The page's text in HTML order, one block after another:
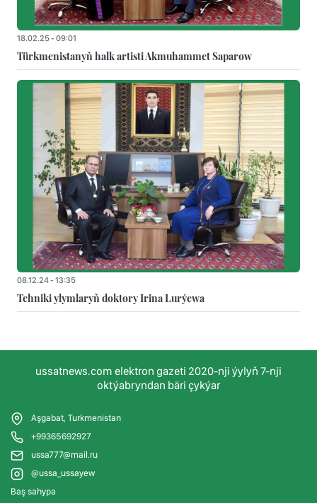
18.02.25 - 09:01
Türkmenistanyň halk artisti Akmuhammet Saparow
08.12.24 - 13:35
Tehniki ylymlaryň doktory Irina Lurýewa
ussatnews.com elektron gazeti 2020-nji ýylyň 7-nji
oktýabryndan bäri çykýar
Aşgabat, Turkmenistan
+99365692927
ussa777@mail.ru
@ussa_ussayew
Baş sahypa